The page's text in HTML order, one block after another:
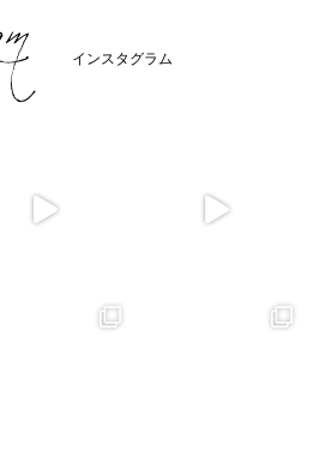
インスタグラム